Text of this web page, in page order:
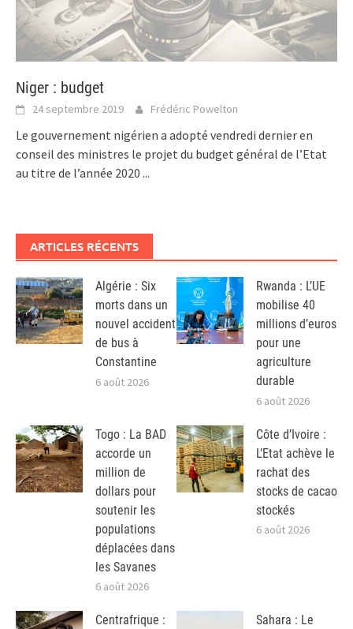
Niger : budget
24 septembre 2019 Frédéric Powelton
Le gouvernement nigérien a adopté vendredi dernier en
conseil des ministres le projet du budget général de l’Etat
au titre de l’année 2020 ...
ARTICLES RÉCENTS
Algérie : Six
morts dans un
nouvel accident
de bus à
Constantine
6 août 2026
Rwanda : L’UE
mobilise 40
millions d’euros
pour une
agriculture
durable
6 août 2026
Togo : La BAD
accorde un
million de
dollars pour
soutenir les
populations
déplacées dans
les Savanes
6 août 2026
Côte d’Ivoire :
L’Etat achève le
rachat des
stocks de cacao
stockés
6 août 2026
Centrafrique :
Sahara : Le